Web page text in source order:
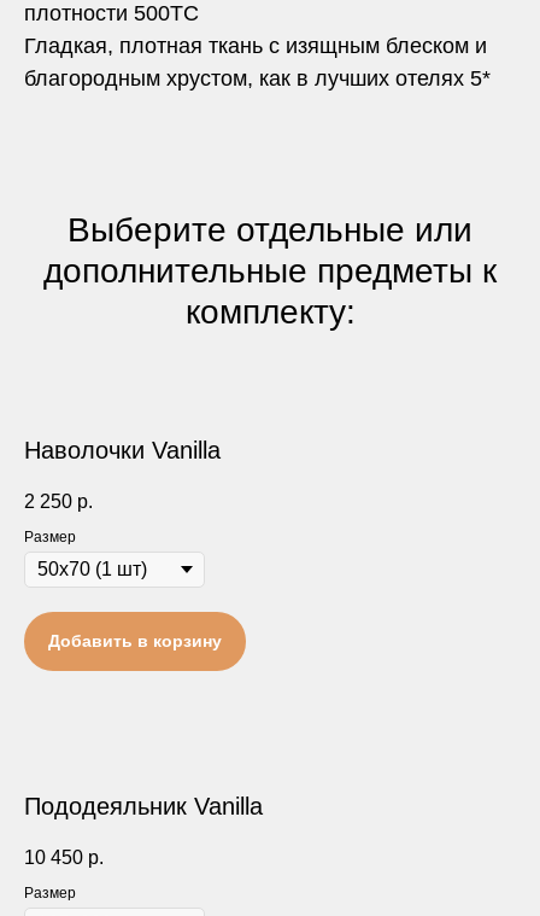
плотности 500TC
Гладкая, плотная ткань с изящным блеском и
благородным хрустом, как в лучших отелях 5*
Выберите отдельные или
дополнительные предметы к
комплекту:
Наволочки Vanilla
2 250 р.
Размер
Добавить в корзину
Пододеяльник Vanilla
10 450 р.
Размер